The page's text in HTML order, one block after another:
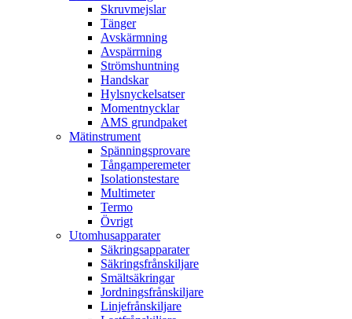
Skruvmejslar
Tänger
Avskärmning
Avspärrning
Strömshuntning
Handskar
Hylsnyckelsatser
Momentnycklar
AMS grundpaket
Mätinstrument
Spänningsprovare
Tångamperemeter
Isolationstestare
Multimeter
Termo
Övrigt
Utomhusapparater
Säkringsapparater
Säkringsfrånskiljare
Smältsäkringar
Jordningsfrånskiljare
Linjefrånskiljare